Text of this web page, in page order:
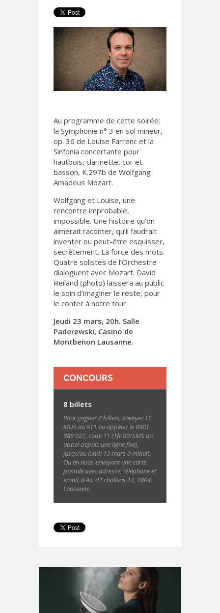
Au programme de cette soirée:
la Symphonie n° 3 en sol mineur,
op. 36 de Louise Farrenc et la
Sinfonia concertante pour
hautbois, clarinette, cor et
basson, K.297b de Wolfgang
Amadeus Mozart.
Wolfgang et Louise, une
rencontre improbable,
impossible. Une histoire qu’on
aimerait raconter, qu’il faudrait
inventer ou peut-être esquisser,
secrètement. La force des mots.
Quatre solistes de l’Orchestre
dialoguent avec Mozart. David
Reiland (photo) laissera au public
le soin d’imaginer le reste, pour
le conter à notre tour.
Jeudi 23 mars, 20h. Salle
Paderewski, Casino de
Montbenon Lausanne.
CONCOURS
8 billets
Pour gagner 2 billets, envoyez LC
MUS au 911 ou appelez le 0901
888 021, code 11 (1fr.90/SMS ou
appel depuis une ligne fixe),
jusqu’au lundi 13 mars à minuit.
Ou en nous envoyant une carte
postale avec adresse, téléphone et
email, à Av. d’Echallens 17, 1004
Lausanne.